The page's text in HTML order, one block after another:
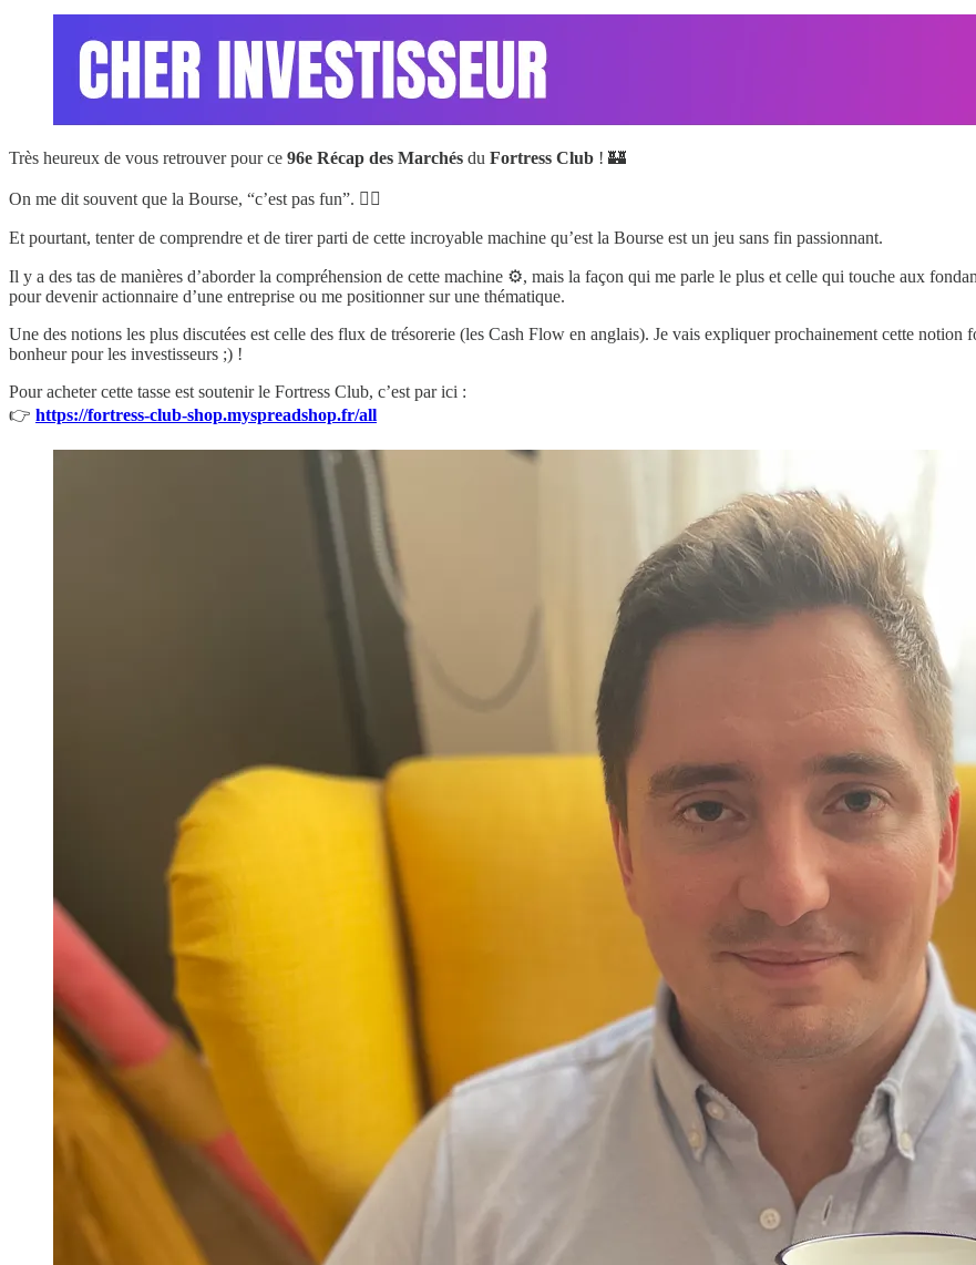
Très heureux de vous retrouver pour ce 96e Récap des Marchés du Fortress Club ! 🏰
On me dit souvent que la Bourse, “c’est pas fun”. 🤷‍♂️
Et pourtant, tenter de comprendre et de tirer parti de cette incroyable machine qu’est la Bourse est un jeu sans fin passionnant.
Il y a des tas de manières d’aborder la compréhension de cette machine ⚙️, mais la façon qui me parle le plus et celle qui touche aux
pour devenir actionnaire d’une entreprise ou me positionner sur une thématique.
Une des notions les plus discutées est celle des flux de trésorerie (les Cash Flow en anglais). Je vais expliquer prochainement cette
bonheur pour les investisseurs ;) !
Pour acheter cette tasse est soutenir le Fortress Club, c’est par ici :
👉 https://fortress-club-shop.myspreadshop.fr/all